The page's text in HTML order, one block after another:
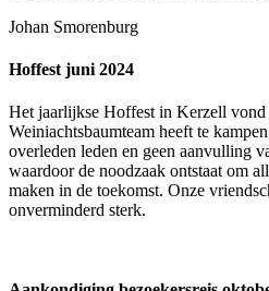
Johan Smorenburg
Hoffest juni 2024
Het jaarlijkse Hoffest in Kerzell
Weiniachtsbaumteam heeft te
overleden leden en geen aanvulling
waardoor de noodzaak ontstaat om
maken in de toekomst. Onze
onverminderd sterk.